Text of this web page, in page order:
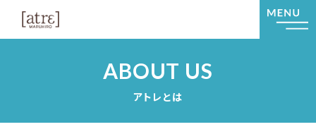
ABOUT US
アトレとは